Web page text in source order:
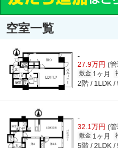
空室一覧
-
27.9万円 (
敷金 1ヶ月
2階 1LDK
-
32.1万円 (
敷金 1ヶ月
5階 2LDK